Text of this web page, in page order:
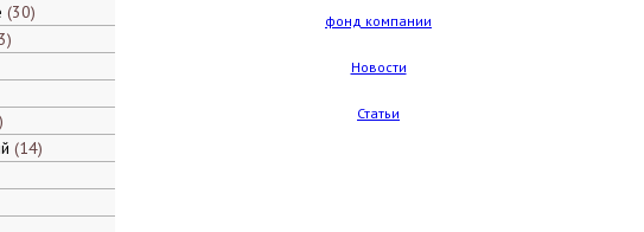
фонд компании
Новости
Статьи
30
14